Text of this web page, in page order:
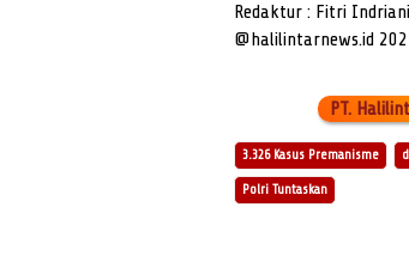
Redaktur : Fitri Indriani
@halilintarnews.id
PT.
3.326 Kasus Premanisme
Polri Tuntaskan